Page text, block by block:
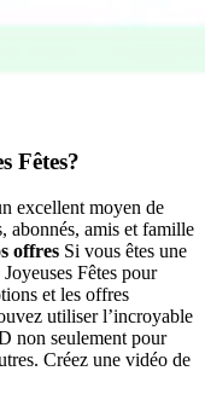
Fêtes?
excellent moyen de
abonnés, amis et famille
offres Si vous êtes une
Fêtes pour
et les offres
utiliser l’incroyable
non seulement pour
Créez une vidéo de